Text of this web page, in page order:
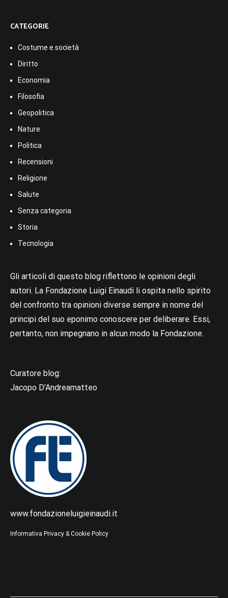
CATEGORIE
Costume e società
Diritto
Economia
Filosofia
Geopolitica
Nature
Politica
Recensioni
Religione
Salute
Senza categoria
Storia
Tecnologia
Gli articoli di questo blog riflettono le opinioni degli
autori. La Fondazione Luigi Einaudi li ospita nello spirito
del confronto tra opinioni diverse sempre in nome del
principi del suo eponimo conoscere per deliberare. Essi,
pertanto, non impegnano in alcun modo la Fondazione.
Curatore blog:
Jacopo D’Andreamatteo
www.fondazioneluigieinaudi.it
Informativa Privacy & Cookie Policy